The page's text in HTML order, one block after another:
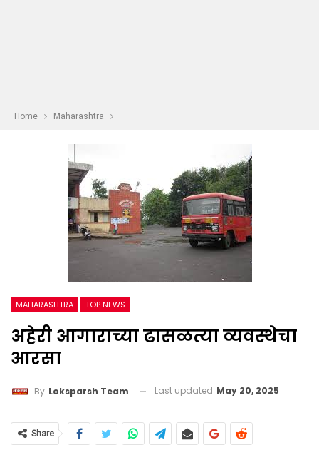
Home Maharashtra
MAHARASHTRA TOP NEWS
अहेरी आगाराच्या ढासळत्या व्यवस्थेचा
आरसा
By Loksparsh Team Last updated May 20, 2025
Share